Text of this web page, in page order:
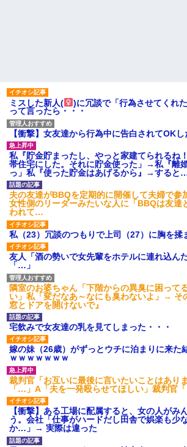
みようとしただけ☆』義兄「泥
は出てけ！二度と来るな！」結
果・・・
私「初めて飲む味だけどなん
のお茶？」彼「ちっ！」私「」
【GIF】JSのカンチョーワロ
タ
後続車にクラクションを鳴ら
され彼氏が逆切れ。「何クラク
ション鳴らしてんだ！降りてこ
いよ！」と怒鳴りだし...
【衝撃】報酬100万円超の治験
募集がこちらｗｗｗｗｗ(※画像
あり)
【ネット騒然】惨殺されたタ
ワマン頂き女子のこの動画、す
げえええええｗｗｗｗｗｗｗｗ
ｗｗｗ
【愕然】白のクラウン俺氏、
高速道路左車線を制限速度で走
った結果wwwwwwwwwwww
百年の恋12-899 食べた量を
張り合ってくる
【悲報】佐藤輝明・・・２軍
でも盛大にやらかす←あまり悲
しませないでくれ
ミスした新人(
)に冗談で「行為させてくれ
って言ったら・・・
【衝撃】女友達から行為中に告白されてOK
私『貯金貯まったし、やっと家建てられるね
帯住宅にした。それに貯金使った」→私『離
っ」私『使った貯金はあげるから』→すると
夫の友達がBBQを定期的に開催して夫婦で参
女性側のリーダーみたいな人に「BBQは友達
われて…
私（23）冗談のつもりで上司（27）に胸を揉
友人「酒の勢いで女先輩をホテルに連れ込ん
「…」
隣室のお婆ちゃん「下階からの異臭に困って
い」私「変だなあ～なにも臭わないよ」→ そ
窓とドアを開けないで』
宅飲みで女友達の乳を見てしまった・・・
嫁の妹（26歳）がずっとウチに泊まりに来た
ｗｗｗｗｗｗｗ
裁判官「お互いに最後に言いたいことはあり
「…」A「夫を一発殴らせてほしい」裁判官「
【衝撃】ある工場に配属すると、女の人がみ
う。会社「仕事がハードだし田舎で娯楽も少
か…」→ 実際は違った